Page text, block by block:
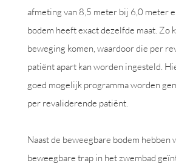
afmeting van 8,5 meter bij 6,0 meter
bodem heeft exact dezelfde maat. Zo
beweging komen, waardoor die per
patiënt apart kan worden ingesteld.
goed mogelijk programma worden
per revaliderende patiënt.
Naast de beweegbare bodem hebben
beweegbare trap in het zwembad